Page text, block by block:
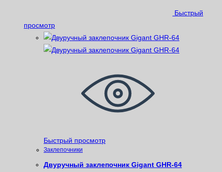
Быстрый
просмотр
Быстрый просмотр
Заклепочники
Двуручный заклепочник Gigant GHR-64